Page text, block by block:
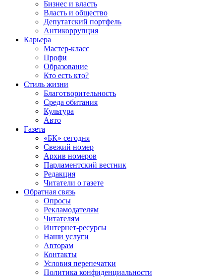
Бизнес и власть
Власть и общество
Депутатский портфель
Антикоррупция
Карьера
Мастер-класс
Профи
Образование
Кто есть кто?
Стиль жизни
Благотворительность
Среда обитания
Культура
Авто
Газета
«БК» сегодня
Свежий номер
Архив номеров
Парламентский вестник
Редакция
Читатели о газете
Обратная связь
Опросы
Рекламодателям
Читателям
Интернет-ресурсы
Наши услуги
Авторам
Контакты
Условия перепечатки
Политика конфиденциальности